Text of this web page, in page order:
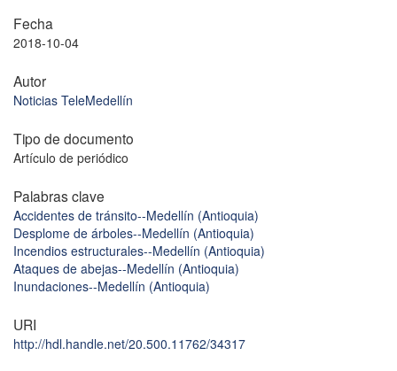
Fecha
2018-10-04
Autor
Noticias TeleMedellín
Tipo de documento
Artículo de periódico
Palabras clave
Accidentes de tránsito--Medellín (Antioquia)
Desplome de árboles--Medellín (Antioquia)
Incendios estructurales--Medellín (Antioquia)
Ataques de abejas--Medellín (Antioquia)
Inundaciones--Medellín (Antioquia)
URI
http://hdl.handle.net/20.500.11762/34317